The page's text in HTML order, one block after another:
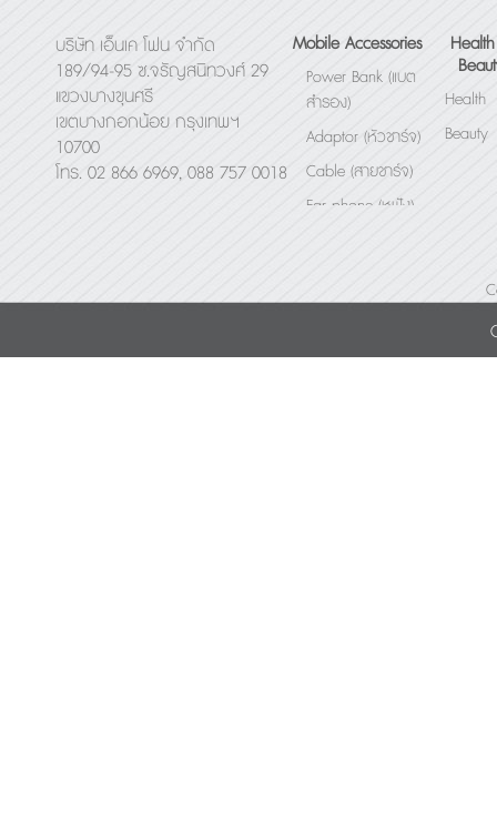
บริษัท เอ็นเค โฟน จำกัด
189/94-95 ซ.จรัญสนิทวงศ์ 29
แขวงบางขุนศรี
เขตบางกอกน้อย กรุงเทพฯ
10700
โทร. 02 866 6969, 088 757 0018
Mobile Accessories
Power Bank (แบต
สำรอง)
Adaptor (หัวชาร์จ)
Cable (สายชาร์จ)
Ear phone (หูฟัง)
Others (อื่นๆ)
Health
Beauty